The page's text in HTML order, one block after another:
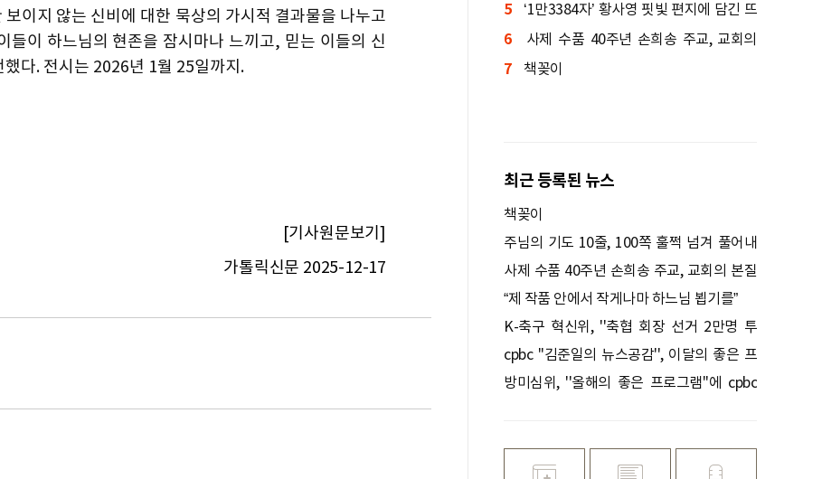
이지 않는 신비에 대한 묵상의 가시적 결과물을 나누고
들이 하느님의 현존을 잠시마나 느끼고, 믿는 이들의 신
다. 전시는 2026년 1월 25일까지.
[기사원문보기]
가톨릭신문 2025-12-17
신입회원전 연다
5
‘1만3384자’ 황사영 핏빛 편지에 담긴 뜨
거운 신앙 서사 「백서(帛書)」
6
사제 수품 40주년 손희송 주교, 교회의
본질을 묻다
7 책꽂이
최근 등록된 뉴스
책꽂이
주님의 기도 10줄, 100쪽 훌쩍 넘겨 풀어내
다
사제 수품 40주년 손희송 주교, 교회의 본질
을 묻다
“제 작품 안에서 작게나마 하느님 뵙기를”
K-축구 혁신위, ''축협 회장 선거 2만명 투
표'' 권고
cpbc ''김준일의 뉴스공감'', 이달의 좋은 프
로그램 선정
방미심위, ''올해의 좋은 프로그램''에 cpbc